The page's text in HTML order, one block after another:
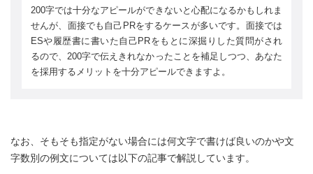
200字では十分なアピールができないと心配になるかもしれま
せんが、面接でも自己PRをするケースが多いです。面接では
ESや履歴書に書いた自己PRをもとに深掘りした質問がされ
るので、200字で伝えきれなかったことを補足しつつ、あなた
を採用するメリットを十分アピールできますよ。
なお、そもそも指定がない場合には何文字で書けば良いのかや文
字数別の例文については以下の記事で解説しています。